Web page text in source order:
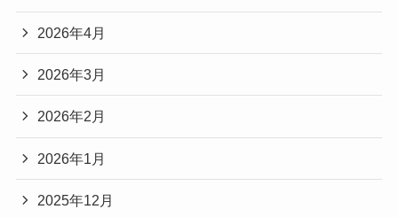
2026年4月
2026年3月
2026年2月
2026年1月
2025年12月